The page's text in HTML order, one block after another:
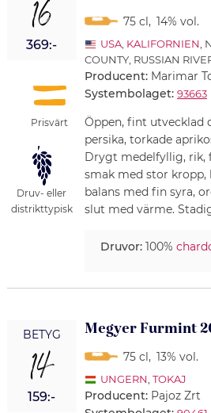
16
369:-
Prisvärt
Druv- eller
distrikttypisk
75 cl , 14% vol.
USA, KALIFORNIEN,
COUNTY, RUSSIAN
Producent: Marimar
Systembolaget: 93663
Öppen, fint utvecklad
persika, torkade
Drygt medelfyllig, rik,
smak med stor kropp,
balans med fin syra,
slut med värme.
Druvor:100%
BETYG
14
159:-
Megyer Furmint
75 cl , 13% vol.
UNGERN, TOKAJ
Producent: Pajoz Zrt